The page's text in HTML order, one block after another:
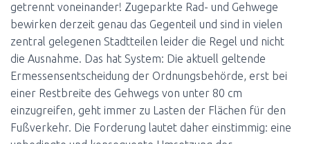
getrennt voneinander! Zugeparkte Rad- und Gehwege
bewirken derzeit genau das Gegenteil und sind in vielen
zentral gelegenen Stadtteilen leider die Regel und nicht
die Ausnahme. Das hat System: Die aktuell geltende
Ermessensentscheidung der Ordnungsbehörde, erst bei
einer Restbreite des Gehwegs von unter 80 cm
einzugreifen, geht immer zu Lasten der Flächen für den
Fußverkehr. Die Forderung lautet daher einstimmig: eine